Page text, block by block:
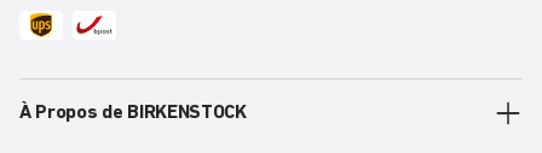
À Propos de BIRKENSTOCK